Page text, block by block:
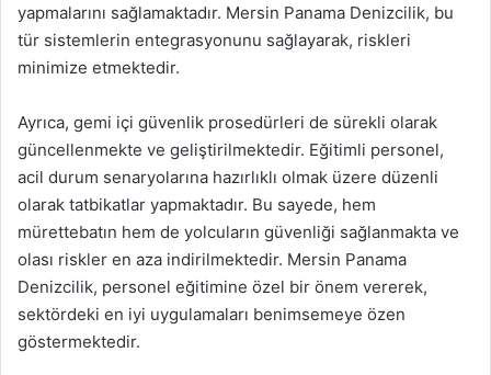
yapmalarını sağlamaktadır. Mersin Panama Denizcilik, bu
tür sistemlerin entegrasyonunu sağlayarak, riskleri
minimize etmektedir.
Ayrıca, gemi içi güvenlik prosedürleri de sürekli olarak
güncellenmekte ve geliştirilmektedir. Eğitimli personel,
acil durum senaryolarına hazırlıklı olmak üzere düzenli
olarak tatbikatlar yapmaktadır. Bu sayede, hem
mürettebatın hem de yolcuların güvenliği sağlanmakta ve
olası riskler en aza indirilmektedir. Mersin Panama
Denizcilik, personel eğitimine özel bir önem vererek,
sektördeki en iyi uygulamaları benimsemeye özen
göstermektedir.